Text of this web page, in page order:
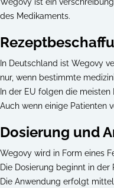
des Medikaments.
In Deutschland ist Wegovy
nur, wenn bestimmte
In der EU folgen die
Auch wenn einige Patienten
Dosierung und
Wegovy wird in Form eines
Die Dosierung beginnt in
Die Anwendung erfolgt